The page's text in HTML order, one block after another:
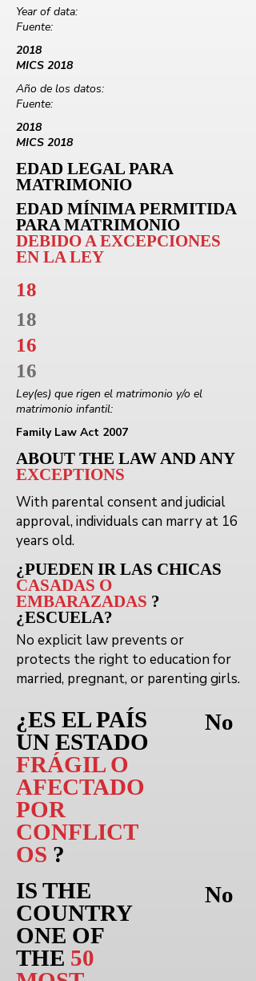
Year of data:
Fuente:
2018
MICS 2018
Año de los datos:
Fuente:
2018
MICS 2018
EDAD LEGAL PARA
MATRIMONIO
EDAD MÍNIMA PERMITIDA
PARA MATRIMONIO
DEBIDO A EXCEPCIONES
EN LA LEY
18
18
16
16
Ley(es) que rigen el matrimonio y/o el
matrimonio infantil:
Family Law Act 2007
ABOUT THE LAW AND ANY
EXCEPTIONS
With parental consent and judicial
approval, individuals can marry at 16
years old.
¿PUEDEN IRLAS CHICAS
CASADAS O
EMBARAZADAS ?
¿ESCUELA?
No explicit law prevents or
protects the right to education for
married, pregnant, or parenting girls.
¿ES EL PAÍS
UN ESTADO
FRÁGIL O
AFECTADO
POR
CONFLICT
OS ?
IS THE
COUNTRY
ONE OF
THE 50
No
No